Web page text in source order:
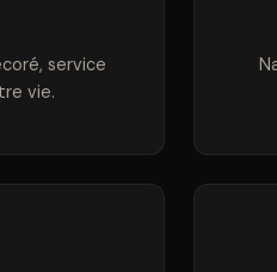
service
vie.